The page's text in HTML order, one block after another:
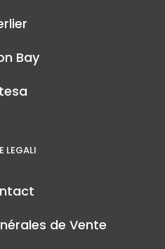
Bay
LEGALI
de Vente